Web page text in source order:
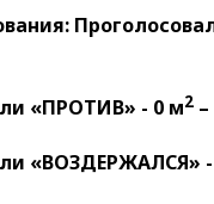
«ПРОТИВ» - 0 м2
«ВОЗДЕРЖАЛСЯ»